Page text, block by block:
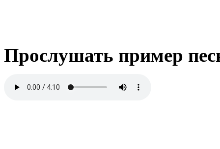
Прослушать пример